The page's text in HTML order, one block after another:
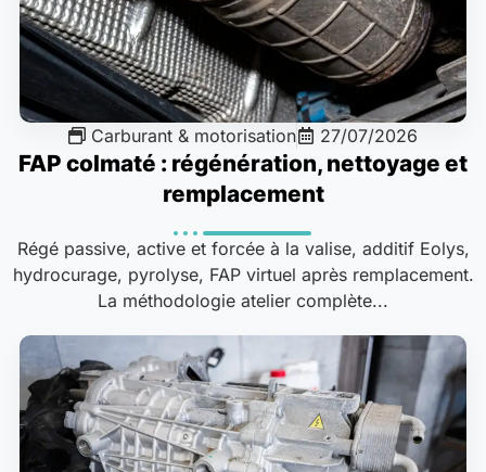
Carburant & motorisation 27/07/2026
FAP colmaté : régénération, nettoyage et
remplacement
Régé passive, active et forcée à la valise, additif Eolys,
hydrocurage, pyrolyse, FAP virtuel après remplacement.
La méthodologie atelier complète...